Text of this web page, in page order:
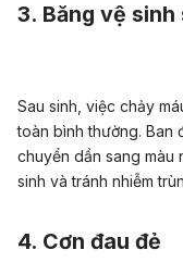
3. Băng vệ
Sau sinh, việc chảy
toàn bình thường. Ban
chuyển dần sang màu
sinh và tránh nhiễm
4. Cơn đau đẻ